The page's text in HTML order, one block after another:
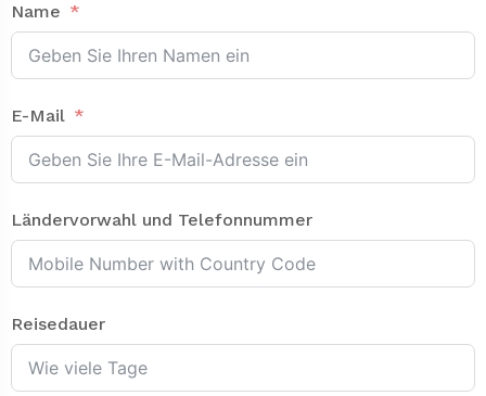
Name
E-Mail
Ländervorwahl und Telefonnummer
Reisedauer